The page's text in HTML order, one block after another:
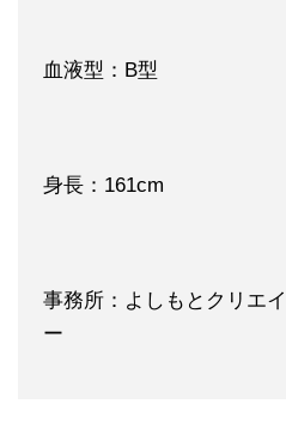
血液型：B型
身長：161cm
事務所：よしもとクリエ
ー